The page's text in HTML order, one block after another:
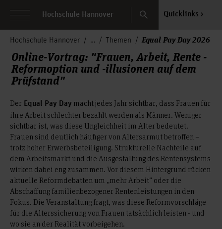
Hochschule Hannover Search Quicklinks
Hochschule Hannover Themen Equal Pay Day 2026
Online-Vortrag: "Frauen, Arbeit, Rente -
Reformoption und -illusionen auf dem
Prüfstand"
Der Equal Pay Day macht jedes Jahr sichtbar, dass Frauen für
ihre Arbeit schlechter bezahlt werden als Männer. Weniger
sichtbar ist, was diese Ungleichheit im Alter bedeutet.
Frauen sind deutlich häufiger von Altersarmut betroffen –
trotz hoher Erwerbsbeteiligung. Strukturelle Nachteile auf
dem Arbeitsmarkt und die Ausgestaltung des Rentensystems
wirken dabei eng zusammen. Vor diesem Hintergrund rücken
aktuelle Reformdebatten um „mehr Arbeit“ oder die
Abschaffung familienbezogener Rentenleistungen in den
Fokus. Die Veranstaltung fragt, was diese Reformvorschläge
für die Alterssicherung von Frauen tatsächlich leisten - und
wo sie an der Realität vorbeigehen.